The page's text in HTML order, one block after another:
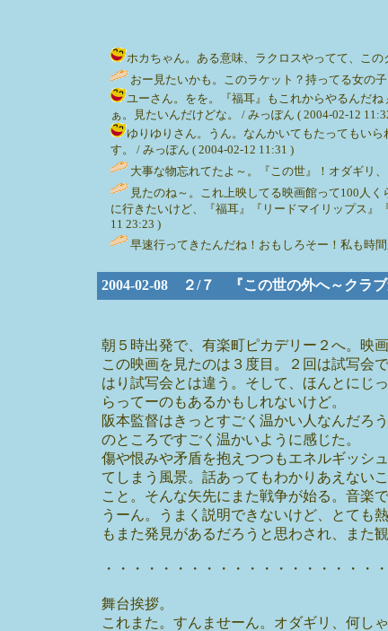
ホカちゃん。ある意味、ラクロスやってて、こ
おー見たいかも。このラケット？持ってる女の
ユーさん。をを。『福耳』もこれからやるんだ
ぁ。見たいんだけどな。 / みっぽん ( 2004-02-12
ゆりゆりさん。うん。なんかいてもたってもい
す。 / みっぽん ( 2004-02-12 11:31 )
大事な物忘れてたよ～。『この世』！オダギリ
見たのね～。これ上映してる映画館って100人
に行きたいけど、『福耳』『リードマイリップス』
11 23:23 )
早速行ってきたんだね！おもしろそー！私も時
2004-02-08 ２/７ 『この世の外へ～クラブ
朝５時出発で、有楽町ピカデリー２へ。映
この映画を見たのは３度目。２回は試写会
はり試写会とは違う。そして、ほんとにじ
らってーのもあるかもしれないけど。
阪本監督はきっとすごく温かい人なんだろ
のところですごく温かいように感じた。
傷や恨みや矛盾を抱えつつもエネルギッシ
てしまう風景。話あってもわかりあえない
こと。そんな矢先にまた戦争が始る。音楽
うーん。うまく説明できないけど、とても
もまた発見があるだろうと思わされ、また
・・・・・・・・・・・・・・・・・・・・
舞台挨拶。
これまた。すんませーん。オダギリ、何し